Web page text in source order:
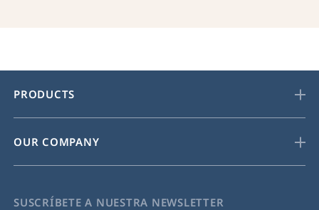
PRODUCTS
OUR COMPANY
SUSCRÍBETE A NUESTRA NEWSLETTER